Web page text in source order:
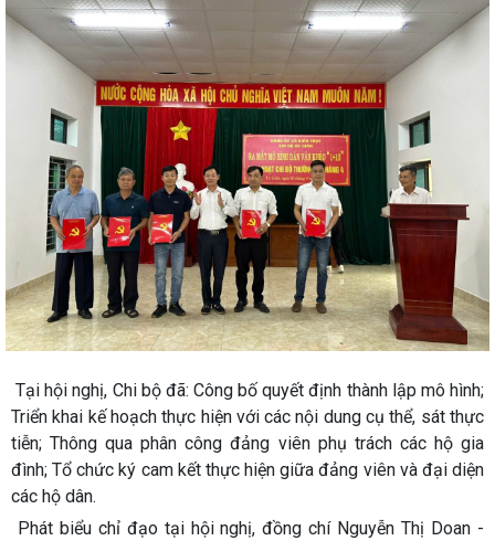
Tại hội nghị, Chi bộ đã: Công bố quyết định thành lập mô hình;
Triển khai kế hoạch thực hiện với các nội dung cụ thể, sát thực
tiễn; Thông qua phân công đảng viên phụ trách các hộ gia
đình; Tổ chức ký cam kết thực hiện giữa đảng viên và đại diện
các hộ dân.
Phát biểu chỉ đạo tại hội nghị, đồng chí Nguyễn Thị Doan -